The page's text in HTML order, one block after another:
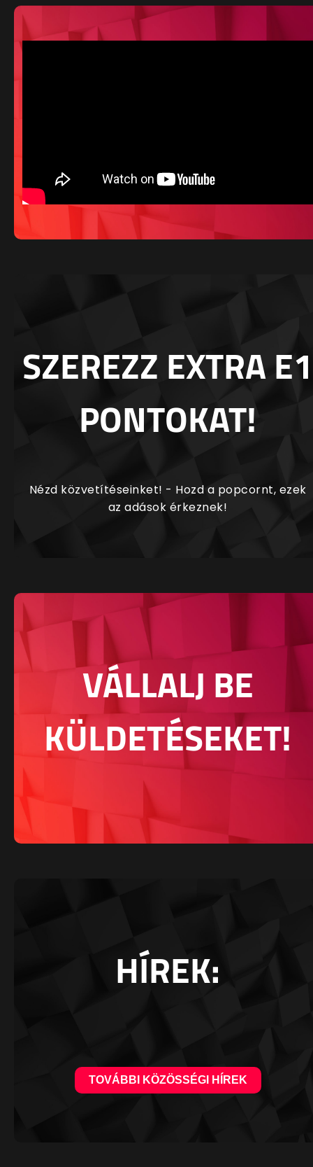
SZEREZZ EXTRA E1
PONTOKAT!
Nézd közvetítéseinket! - Hozd a popcornt, ezek
az adások érkeznek!
VÁLLALJ BE
KÜLDETÉSEKET!
HÍREK:
TOVÁBBI KÖZÖSSÉGI HÍREK